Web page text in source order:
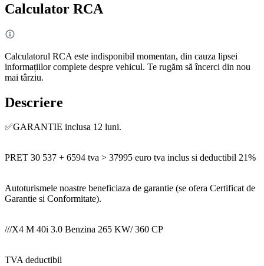
Calculator RCA
Calculatorul RCA este indisponibil momentan, din cauza lipsei
informațiilor complete despre vehicul. Te rugăm să încerci din nou
mai târziu.
Descriere
✅GARANTIE inclusa 12 luni.
PRET 30 537 + 6594 tva > 37995 euro tva inclus si deductibil 21%
Autoturismele noastre beneficiaza de garantie (se ofera Certificat de
Garantie si Conformitate).
///X4 M 40i 3.0 Benzina 265 KW/ 360 CP
TVA deductibil